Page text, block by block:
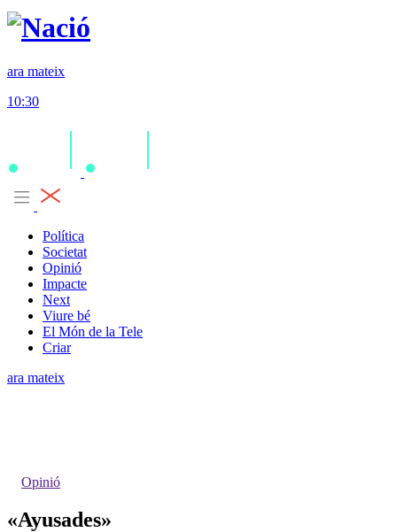
ara mateix
10:30
Política
Societat
Opinió
Impacte
Next
Viure bé
El Món de la Tele
Criar
ara mateix
Opinió
«Ayusades»